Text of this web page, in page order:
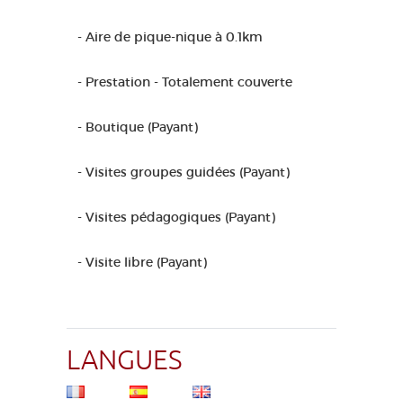
- Aire de pique-nique à 0.1km
- Prestation - Totalement couverte
- Boutique (Payant)
- Visites groupes guidées (Payant)
- Visites pédagogiques (Payant)
- Visite libre (Payant)
LANGUES